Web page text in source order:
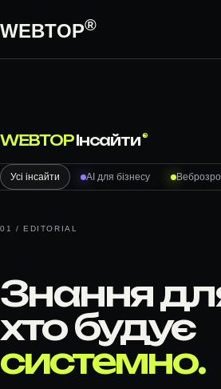
WEBTOP®
WEBTOPІнсайти ®
Пошук
Усі інсайти AI для бізнесу
01 / EDITORIAL
Знання
хто будує
системно.